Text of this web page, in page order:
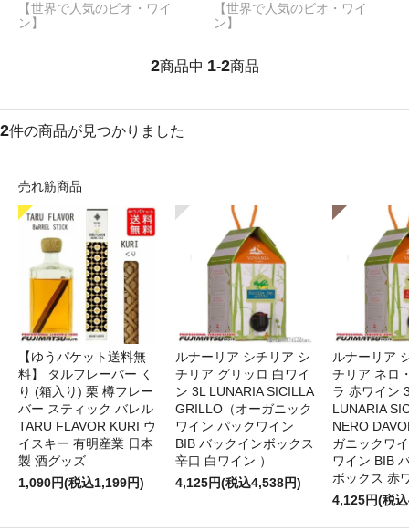
【世界で人気のビオ・ワイ
ン】
【世界で人気のビオ・ワイ
ン】
2商品中 1-2商品
2件の商品が見つかりました
売れ筋商品
【ゆうパケット送料無
料】 タルフレーバー く
り (箱入り) 栗 樽フレー
バー スティック バレル
TARU FLAVOR KURI ウ
イスキー 有明産業 日本
製 酒グッズ
1,090円(税込1,199円)
ルナーリア シチリア シ
チリア グリッロ 白ワイ
ン 3L LUNARIA SICILLA
GRILLO（オーガニック
ワイン パックワイン
BIB バックインボックス
辛口 白ワイン ）
4,125円(税込4,538円)
ルナーリア
チリア ネロ
ラ 赤ワイ
LUNARIA
NERO
ガニックワ
ワイン BIB
ボックス 赤
4,125円(税